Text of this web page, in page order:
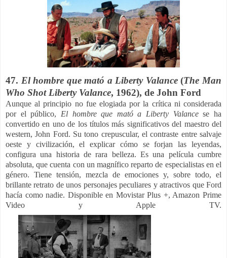
47. El hombre que mató a Liberty Valance(The Man
Who Shot Liberty Valance, 1962), de John Ford
Aunque al principio no fue elogiada por la crítica ni considerada
por el público, El hombre que mató a Liberty Valancese ha
convertido en uno de los títulos más significativos del maestro del
western, John Ford. Su tono crepuscular, el contraste entre salvaje
oeste y civilización, el explicar cómo se forjan las leyendas,
configura una historia de rara belleza. Es una película cumbre
absoluta, que cuenta con un magnífico reparto de especialistas en el
género. Tiene tensión, mezcla de emociones y, sobre todo, el
brillante retrato de unos personajes peculiares y atractivos que Ford
hacía como nadie. Disponible en Movistar Plus +, Amazon Prime
Video y Apple TV.